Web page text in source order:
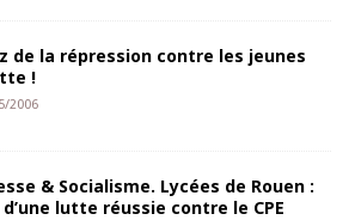
de la répression contre les jeunes
!
2006
& Socialisme. Lycées de Rouen :
d’une lutte réussie contre le CPE